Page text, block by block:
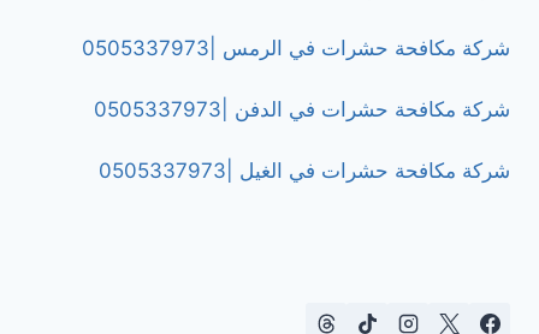
شركة مكافحة حشرات في الرمس |0505337973
شركة مكافحة حشرات في الدفن |0505337973
شركة مكافحة حشرات في الغيل |0505337973